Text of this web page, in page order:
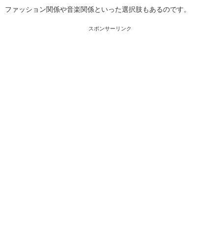
ファッション関係や音楽関係といった選択肢もあるのです。
スポンサーリンク